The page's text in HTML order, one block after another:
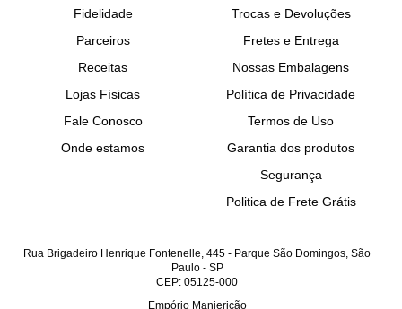
Fidelidade
Parceiros
Receitas
Lojas Físicas
Fale Conosco
Onde estamos
Trocas e Devoluções
Fretes e Entrega
Nossas Embalagens
Política de Privacidade
Termos de Uso
Garantia dos produtos
Segurança
Politica de Frete Grátis
Rua Brigadeiro Henrique Fontenelle, 445 - Parque São Domingos, São
Paulo- SP
CEP: 05125-000
Empório Manjericão